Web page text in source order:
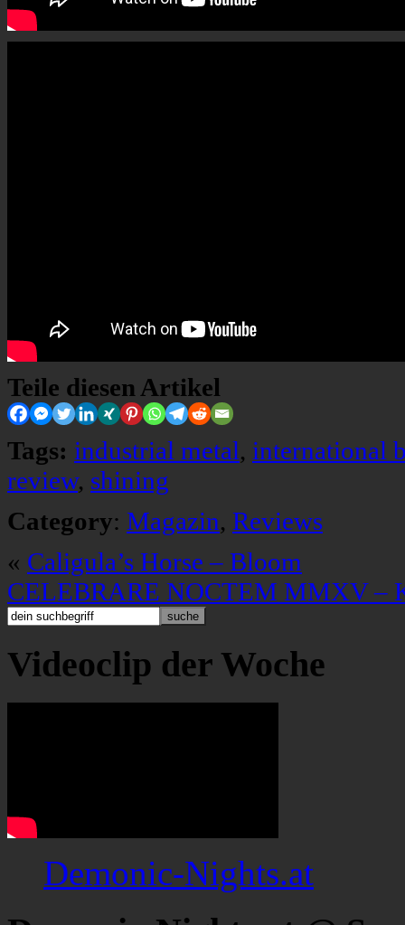
Teile diesen Artikel
Tags: industrial metal, international
review, shining
Category: Magazin, Reviews
« Caligula’s Horse – Bloom
CELEBRARE NOCTEM MMXV –
Videoclip der Woche
Demonic-Nights.at